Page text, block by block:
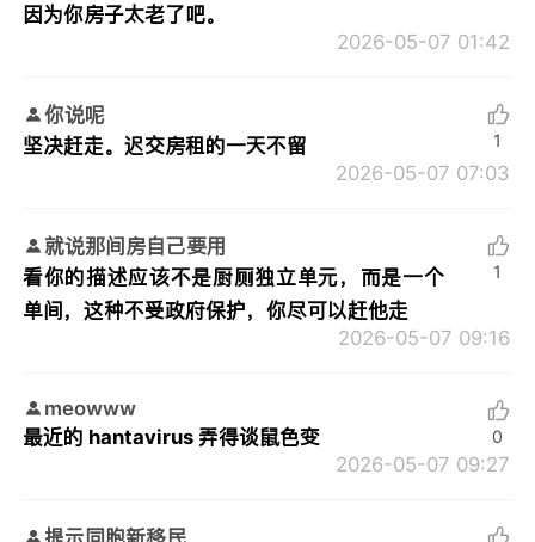
因为你房子太老了吧。
2026-05-07 01:42
你说呢
坚决赶走。迟交房租的一天不留
2026-05-07 07:03
1
就说那间房自己要用
看你的描述应该不是厨厕独立单元，而是一个
单间，这种不受政府保护，你尽可以赶他走
2026-05-07 09:16
1
meowww
最近的 hantavirus 弄得谈鼠色变
2026-05-07 09:27
0